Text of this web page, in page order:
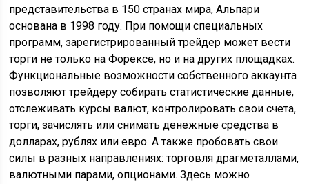
представительства в 150 странах мира, Альпари
основана в 1998 году. При помощи специальных
программ, зарегистрированный трейдер может вести
торги не только на Форексе, но и на других площадках.
Функциональные возможности собственного аккаунта
позволяют трейдеру собирать статистические данные,
отслеживать курсы валют, контролировать свои счета,
торги, зачислять или снимать денежные средства в
долларах, рублях или евро. А также пробовать свои
силы в разных направлениях: торговля драгметаллами,
валютными парами, опционами. Здесь можно